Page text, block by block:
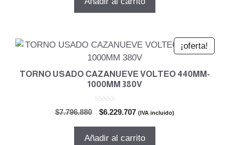
era:
es:
¡oferta!
TORNO USADO CAZANUEVE VOLTEO 440MM-
1000MM 380V
$7.796.880
El
original
$6.229.707El
actual
(IVA incluido)
Añadir al carrito